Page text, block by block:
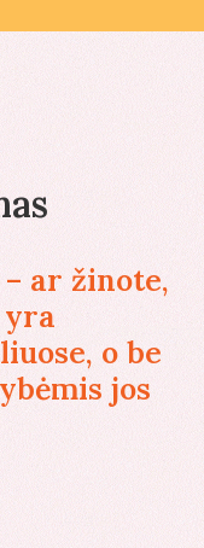
ar žinote,
yra
o be
jos